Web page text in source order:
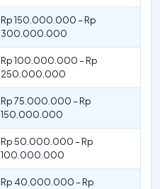
Rp 150.000.000 – Rp
300.000.000
Rp 100.000.000 – Rp
250.000.000
Rp 75.000.000 – Rp
150.000.000
Rp 50.000.000 – Rp
100.000.000
Rp 40.000.000 – Rp